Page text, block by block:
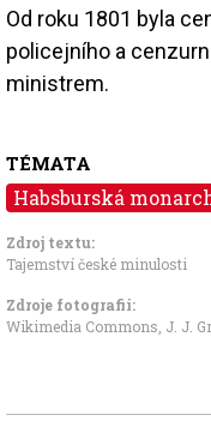
Od roku 1801 byla
policejního a
ministrem.
TÉMATA
Habsburská
Zdroj textu:
Tajemství české minulosti
Zdroje fotografii:
Wikimedia Commons, J. J.